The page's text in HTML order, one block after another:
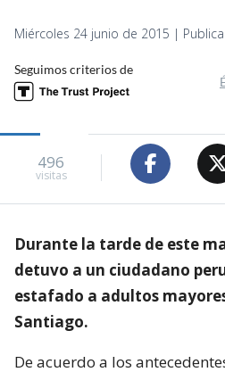
Miércoles 24 junio de 2015 |
Seguimos criterios de
496
visitas
Durante la tarde de este
detuvo a un ciudadano
estafado a adultos
Santiago.
De acuerdo a los